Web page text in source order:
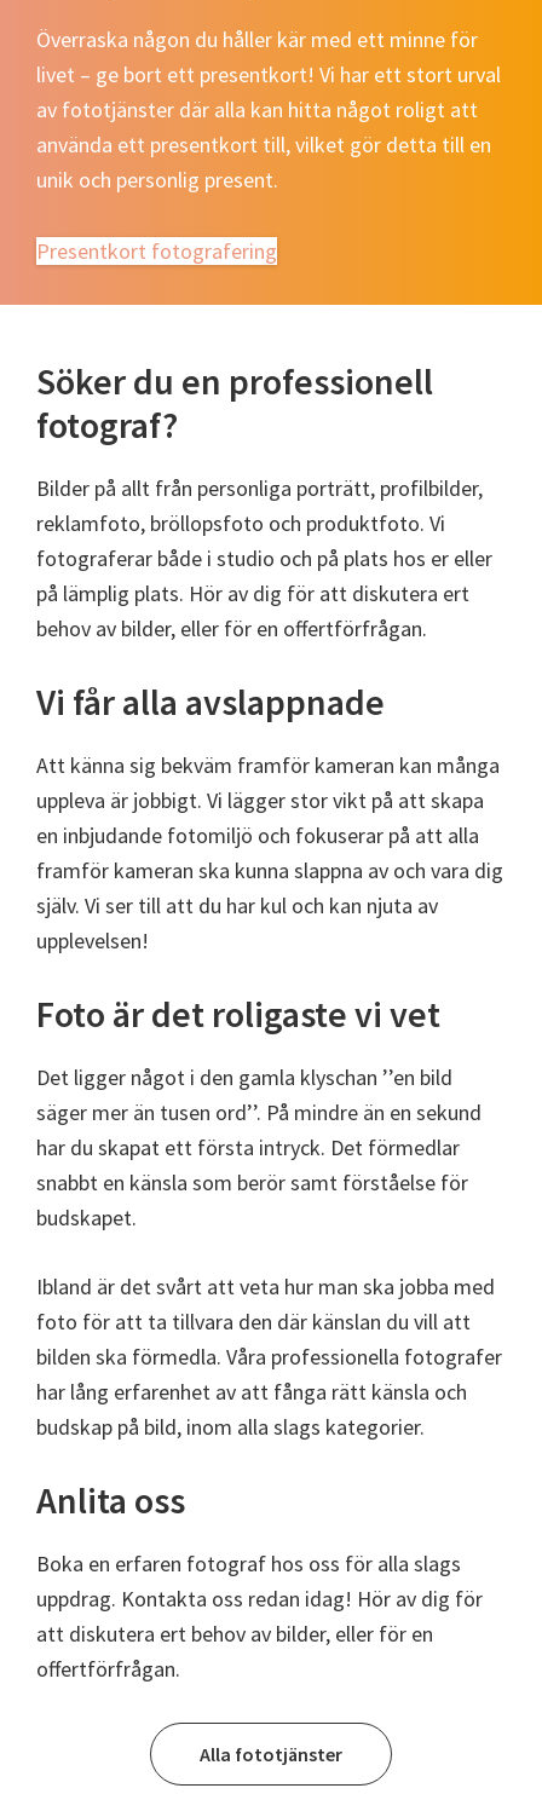
Överraska någon du håller kär med ett minne för
livet – ge bort ett presentkort! Vi har ett stort urval
av fototjänster där alla kan hitta något roligt att
använda ett presentkort till, vilket gör detta till en
unik och personlig present.
Presentkort fotografering
Söker du en professionell
fotograf?
Bilder på allt från personliga porträtt, profilbilder,
reklamfoto, bröllopsfoto och produktfoto. Vi
fotograferar både i studio och på plats hos er eller
på lämplig plats. Hör av dig för att diskutera ert
behov av bilder, eller för en offertförfrågan.
Vi får alla avslappnade
Att känna sig bekväm framför kameran kan många
uppleva är jobbigt. Vi lägger stor vikt på att skapa
en inbjudande fotomiljö och fokuserar på att alla
framför kameran ska kunna slappna av och vara dig
själv. Vi ser till att du har kul och kan njuta av
upplevelsen!
Foto är det roligaste vi vet
Det ligger något i den gamla klyschan ’’en bild
säger mer än tusen ord’’. På mindre än en sekund
har du skapat ett första intryck. Det förmedlar
snabbt en känsla som berör samt förståelse för
budskapet.
Ibland är det svårt att veta hur man ska jobba med
foto för att ta tillvara den där känslan du vill att
bilden ska förmedla. Våra professionella fotografer
har lång erfarenhet av att fånga rätt känsla och
budskap på bild, inom alla slags kategorier.
Anlita oss
Boka en erfaren fotograf hos oss för alla slags
uppdrag. Kontakta oss redan idag! Hör av dig för
att diskutera ert behov av bilder, eller för en
offertförfrågan.
Alla fototjänster